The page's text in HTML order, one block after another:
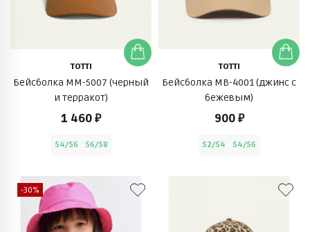
TOTTI
Бейсболка ММ-5007 (черный
и терракот)
1 460 ₽
54/56 56/58
TOTTI
Бейсболка МВ-4001 (джинс с
бежевым)
900 ₽
52/54 54/56
-30%